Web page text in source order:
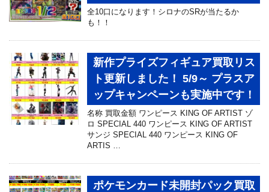
全10口になります！シロナのSRが当たるか
も！！
新作プライズフィギュア買取リス
ト更新しました！ 5/9～ プラスア
ップキャンペーンも実施中です！
名称 買取金額 ワンピース KING OF ARTIST ゾ
ロ SPECIAL 440 ワンピース KING OF ARTIST
サンジ SPECIAL 440 ワンピース KING OF
ARTIS …
ポケモンカード未開封パック買取